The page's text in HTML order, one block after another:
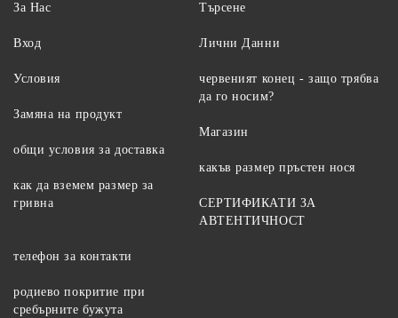
За Нас
Вход
Търсене
Лични Данни
Условия
Замяна на продукт
общи условия за доставка
как да вземем размер за
гривна
червеният конец - защо трябва
да го носим?
Магазин
какъв размер пръстен нося
СЕРТИФИКАТИ ЗА
АВТЕНТИЧНОСТ
телефон за контакти
родиево покритие при
сребърните бужута